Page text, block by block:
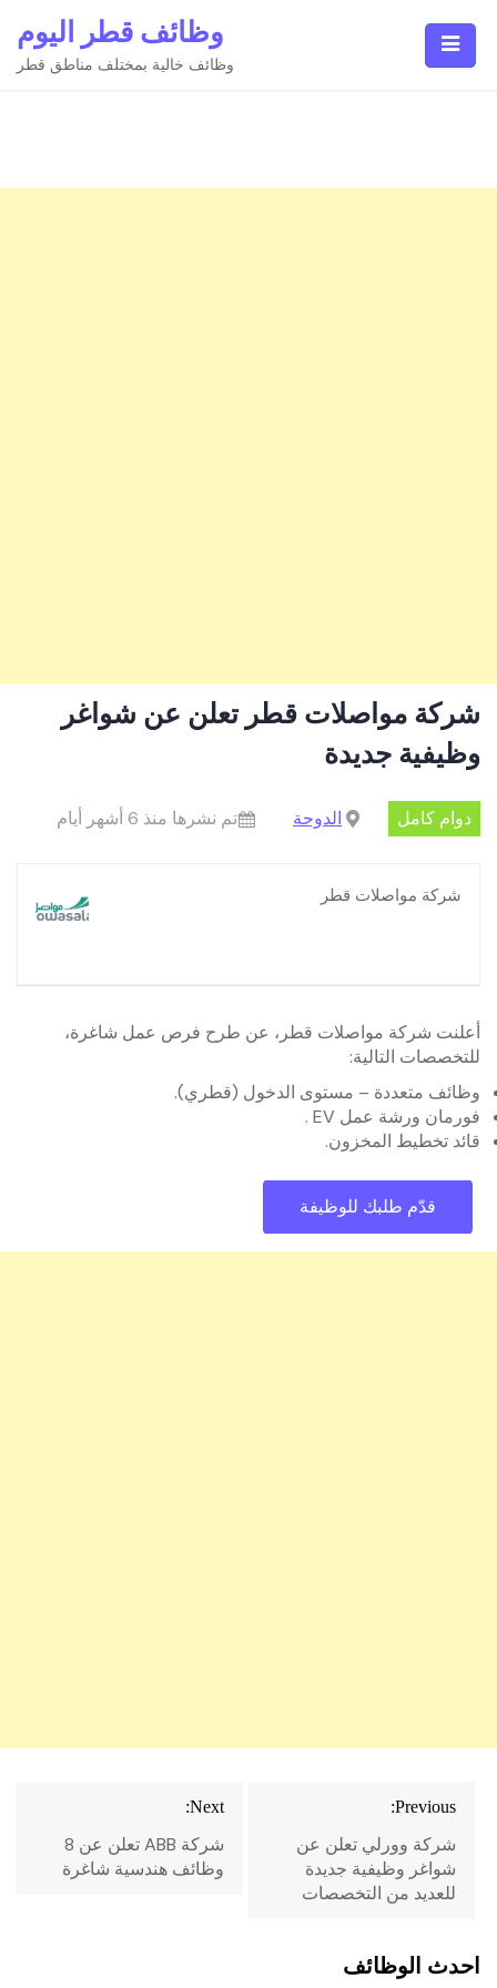
content
وظائف قطر اليوم
وظائف خالية بمختلف مناطق قطر
شركة مواصلات قطر تعلن عن شواغر
وظيفية جديدة
دوام كامل الدوحة تم نشرها منذ 6 أشهر أيام
شركة مواصلات قطر
أعلنت شركة مواصلات قطر، عن طرح فرص عمل شاغرة،
للتخصصات التالية:
وظائف متعددة – مستوى الدخول (قطري).
فورمان ورشة عمل EV .
قائد تخطيط المخزون.
تصفّح
المقالات
Previous:
شركة وورلي تعلن عن
شواغر وظيفية جديدة
للعديد من التخصصات
Next:
شركة ‏ABB‏ تعلن عن 8
وظائف هندسية شاغرة
احدث الوظائف